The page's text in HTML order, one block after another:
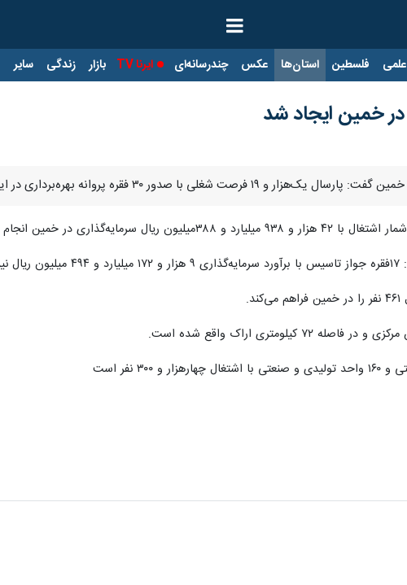
علمی فلسطین استان‌ها عکس چندرسانه‌ای ایرنا TV بازار زندگی سایر
فقره پروانه بهره‌برداری در این شهرستان ایجاد شد.
سرمایه‌گذاری در خمین انجام شد.
اراک واقع شده است.